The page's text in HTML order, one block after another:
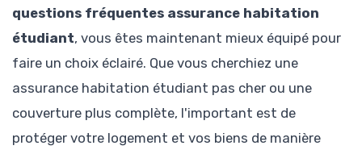
questions fréquentes assurance habitation
étudiant, vous êtes maintenant mieux équipé pour
faire un choix éclairé. Que vous cherchiez une
assurance habitation étudiant pas cher ou une
couverture plus complète, l'important est de
protéger votre logement et vos biens de manière